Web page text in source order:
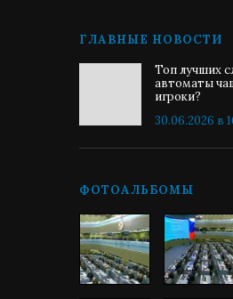
ГЛАВНЫЕ НОВОСТИ
Топ лучших
автоматы
игроки?
30.06.2026 в
ФОТОАЛЬБОМЫ